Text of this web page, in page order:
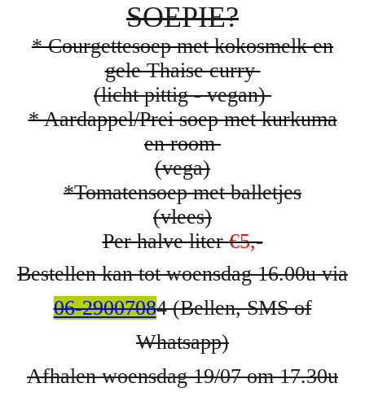
SOEPIE?
* Courgettesoep met kokosmelk en
gele Thaise curry
(licht pittig - vegan)
* Aardappel/Prei soep met kurkuma
en room
(vega)
*Tomatensoep met balletjes
(vlees)
Per halve liter€5,-
Bestellen kan tot woensdag 16.00u via
06-29007084 (Bellen, SMS of
Whatsapp)
Afhalen woensdag 19/07 om 17.30u